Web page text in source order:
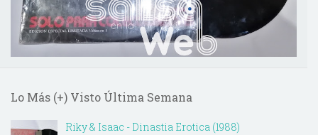
Lo Más (+) Visto Última Semana
Riky & Isaac - Dinastia Erotica (1988)